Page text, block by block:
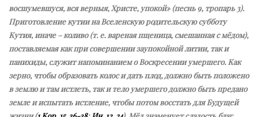
восшумевшуся, вся верныя, Христе, упокой» (песнь 9, тропарь 3).
Приготовление кутии на Вселенскую родительскую субботу
Кутия, иначе – коливо (т. е. вареная пщеница, смешанная с мёдом),
поставляемая как при совершении заупокойной литии, так и
панихиды, служит напоминанием о Воскресении умершего. Как
зерно, чтобы образовать колос и дать плод, должно быть положено
в землю и там истлеть, так и тело умершего должно быть предано
земле и испытать истление, чтобы потом восстать для Будущей